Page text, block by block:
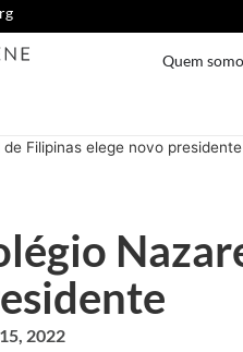
Quem
Filipinas elege novo presidente
2022